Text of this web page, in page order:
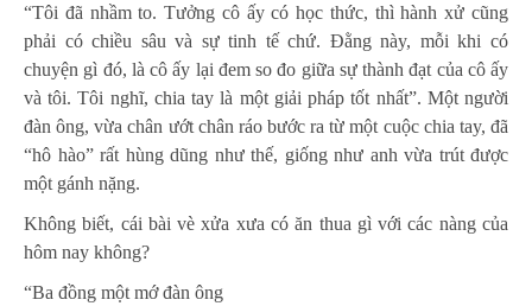
“Tôi đã nhầm to. Tưởng cô ấy có học thức, thì hành xử cũng
phải có chiều sâu và sự tinh tế chứ. Đằng này, mỗi khi có
chuyện gì đó, là cô ấy lại đem so đo giữa sự thành đạt của cô ấy
và tôi. Tôi nghĩ, chia tay là một giải pháp tốt nhất”. Một người
đàn ông, vừa chân ướt chân ráo bước ra từ một cuộc chia tay, đã
“hô hào” rất hùng dũng như thế, giống như anh vừa trút được
một gánh nặng.
Không biết, cái bài vè xửa xưa có ăn thua gì với các nàng của
hôm nay không?
“Ba đồng một mớ đàn ông